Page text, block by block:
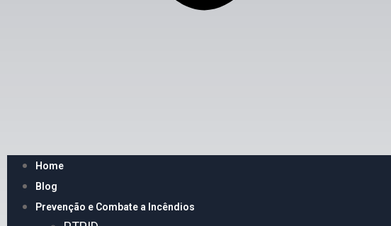
Home
Blog
Prevenção e Combate a Incêndios